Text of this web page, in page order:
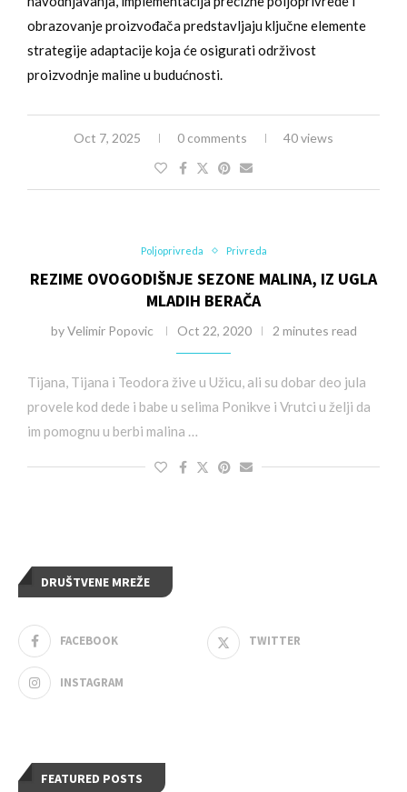
obrazovanje proizvođača predstavljaju ključne elemente
strategije adaptacije koja će osigurati održivost
proizvodnje maline u budućnosti.
Oct 7, 2025 0 comments 40 views
Poljoprivreda Privreda
REZIME OVOGODIŠNJE SEZONE MALINA, IZ UGLA
MLADIH BERAČA
byVelimir Popovic Oct 22, 2020 2 minutes read
Tijana, Tijana i Teodora žive u Užicu, ali su dobar deo jula
provele kod dede i babe u selima Ponikve i Vrutci u želji da
im pomognu u berbi malina …
DRUŠTVENE MREŽE
FACEBOOK TWITTER
INSTAGRAM
FEATURED POSTS